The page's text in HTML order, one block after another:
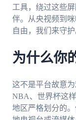
工具，绕过这些
伴。从央视频到
自由，我们来守护
为什么你
这不是平台故意
NBA、世界杯这
地区严格划分的